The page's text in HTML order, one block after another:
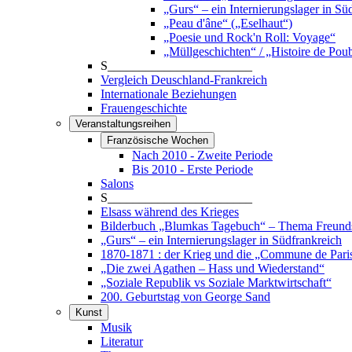
„Gurs“ – ein Internierungslager in
„Peau d'âne“ („Eselhaut“)
„Poesie und Rock'n Roll: Voyage“
„Müllgeschichten“ / „Histoire de
S_______________________
Vergleich Deuschland-Frankreich
Internationale Beziehungen
Frauengeschichte
Veranstaltungsreihen
Französische Wochen
Nach 2010 - Zweite Periode
Bis 2010 - Erste Periode
Salons
S_______________________
Elsass während des Krieges
Bilderbuch „Blumkas Tagebuch“ – Thema
„Gurs“ – ein Internierungslager in Südfrankreich
1870-1871 : der Krieg und die „Commune de
„Die zwei Agathen – Hass und Wiederstand“
„Soziale Republik vs Soziale Marktwirtschaft“
200. Geburtstag von George Sand
Kunst
Musik
Literatur